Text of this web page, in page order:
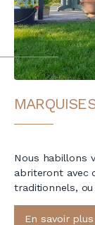
Nous habillons
abriteront avec
traditionnels, ou
En savoir plus